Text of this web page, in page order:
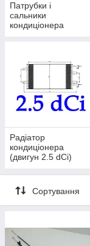
Патрубки і
сальники
кондиціонера
Радіатор
кондиціонера
(двигун 2.5 dCi)
Сортування